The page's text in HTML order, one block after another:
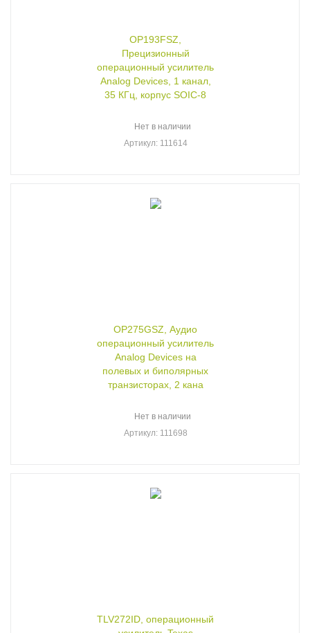
OP193FSZ,
Прецизионный
операционный усилитель
Analog Devices, 1 канал,
35 КГц, корпус SOIC-8
Нет в наличии
Артикул: 111614
OP275GSZ, Аудио
операционный усилитель
Analog Devices на
полевых и биполярных
транзисторах, 2 кана
Нет в наличии
Артикул: 111698
TLV272ID, операционный